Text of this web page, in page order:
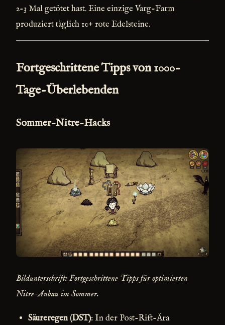
2-3 Mal getötet hast. Eine einzige Varg-Farm
produziert täglich 10+ rote Edelsteine.
Fortgeschrittene Tipps von 1000-
Tage-Überlebenden
Sommer-Nitre-Hacks
Bildunterschrift: Fortgeschrittene Tipps für optimierten
Nitre-Anbau im Sommer.
Säureregen (DST): In der Post-Rift-Ära